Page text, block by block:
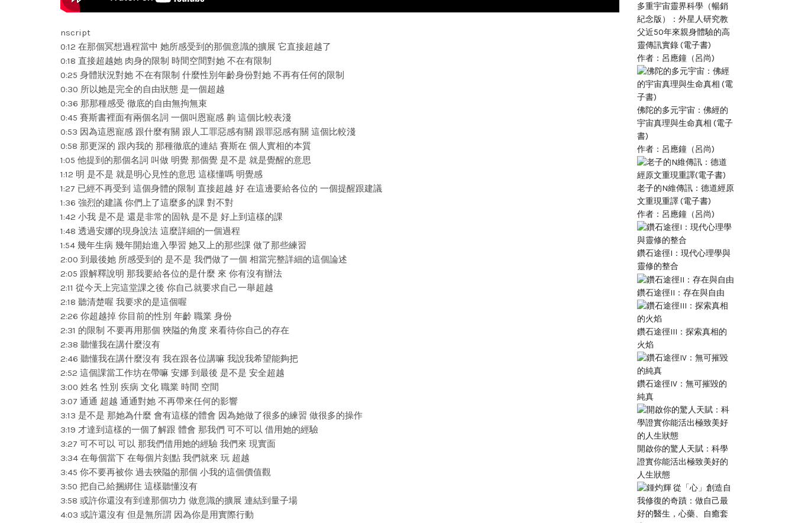
nscript
0:12 在那個冥想過程當中 她所感受到的那個意識的擴展 它直接超越了
0:18 直接超越她 肉身的限制 時間空間對她 不在有限制
0:25 身體狀況對她 不在有限制 什麼性別年齡身份對她 不再有任何的限制
0:30 所以她是完全的自由狀態 是一個超越
0:36 那那種感受 徹底的自由無拘無束
0:45 賽斯書裡面有兩個名詞 一個叫恩寵感 齁 這個比較表淺
0:53 因為這恩寵感 跟什麼有關 跟人工罪惡感有關 跟罪惡感有關 這個比較淺
0:58 那更深的 跟內我的 那種徹底的連結 賽斯在 個人實相的本質
1:05 他提到的那個名詞 叫做 明覺 那個覺 是不是 就是覺醒的意思
1:12 明 是不是 就是明心見性的意思 這樣懂嗎 明覺感
1:27 已經不再受到 這個身體的限制 直接超越 好 在這邊要給各位的 一個提醒跟建議
1:36 強烈的建議 你們上了這麼多的課 對不對
1:42 小我 是不是 還是非常的固執 是不是 好上到這樣的課
1:48 透過安娜的現身說法 這麼詳細的一個過程
1:54 幾年生病 幾年開始進入學習 她又上的那些課 做了那些練習
2:00 到最後她 所感受到的 是不是 我們做了一個 相當完整詳細的這個論述
2:05 跟解釋說明 那我要給各位的是什麼 來 你有沒有辦法
2:11 從今天上完這堂課之後 你自己就要求自己一舉超越
2:18 聽清楚喔 我要求的是這個喔
2:26 你超越掉 你目前的性別 年齡 職業 身份
2:31 的限制 不要再用那個 狹隘的角度 來看待你自己的存在
2:38 聽懂我在講什麼沒有
2:46 聽懂我在講什麼沒有 我在跟各位講嘛 我說我希望能夠把
2:52 這個課當工作坊在帶嘛 安娜 到最後 是不是 安全超越
3:00 姓名 性別 疾病 文化 職業 時間 空間
3:07 通通 超越 通通對她 不再帶來任何的影響
3:13 是不是 那她為什麼 會有這樣的體會 因為她做了很多的練習 做很多的操作
3:19 才達到這樣的一個了解跟 體會 那我們 可不可以 借用她的經驗
3:27 可不可以 可以 那我們借用她的經驗 我們來 現實面
3:34 在每個當下 在每個片刻點 我們就來 玩 超越
3:45 你不要再被你 過去狹隘的那個 小我的這個價值觀
3:50 把自己給捆綁住 這樣聽懂沒有
3:58 或許你還沒有到達那個功力 做意識的擴展 連結到量子場
4:03 或許還沒有 但是無所謂 因為你是用實際行動
多重宇宙靈界科學（暢銷
紀念版）：外星人研究教
父近50年來親身體驗的高
靈傳訊實錄 (電子書)
作者：呂應鐘（呂尚)
佛陀的多元宇宙：佛經的
宇宙真理與生命真相 (電子
書)
作者：呂應鐘（呂尚)
老子的N維傳訊：德道經原
文重現重譯 (電子書)
作者：呂應鐘（呂尚)
鑽石途徑I：現代心理學與
靈修的整合
鑽石途徑II：存在與自由
鑽石途徑III：探索真相的
火焰
鑽石途徑IV：無可摧毀的
純真
開啟你的驚人天賦：科學
證實你能活出極致美好的
人生狀態